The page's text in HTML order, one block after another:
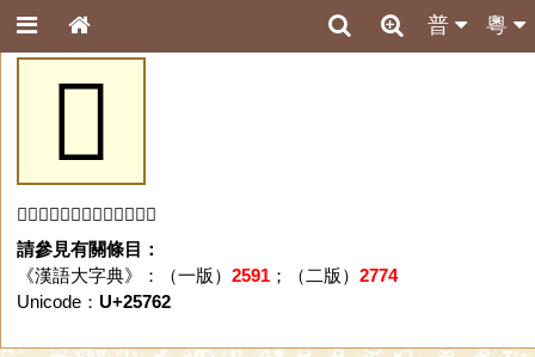
粵
普
𥝢
「𥝢」字未收錄於本資料庫。
請參見有關條目：
《漢語大字典》：（一版） 2591；（二版） 2774
Unicode： U+25762